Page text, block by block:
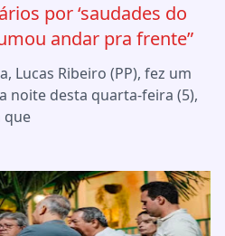
por ‘saudades do
andar pra frente”
Lucas Ribeiro (PP), fez um
noite desta quarta-feira (5),
que